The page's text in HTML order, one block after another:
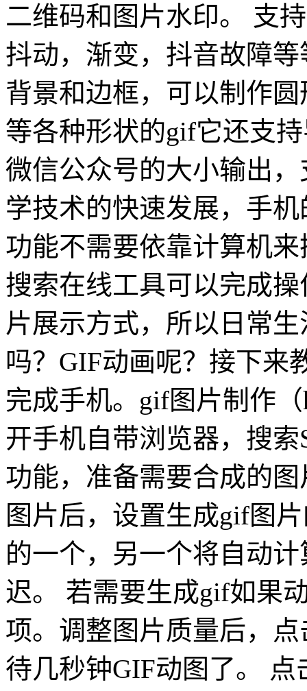
二维码和图片水印。 支
抖动，渐变，抖音故障
背景和边框，可以制作
等各种形状的gif它还支
微信公众号的大小输出
学技术的快速发展，手
功能不需要依靠计算机
搜索在线工具可以完成
片展示方式，所以日常
吗？GIF动画呢？接下来
完成手机。gif图片制作
开手机自带浏览器，搜
功能，准备需要合成的
图片后，设置生成gif图
的一个，另一个将自动
迟。 若需要生成gif如果
项。调整图片质量后，
待几秒钟GIF动图了。